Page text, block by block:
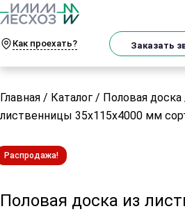
Как проехать? Заказать
Главная / Каталог / Половая доска
лиственницы 35х115х4000 мм
Распродажа!
Половая доска из